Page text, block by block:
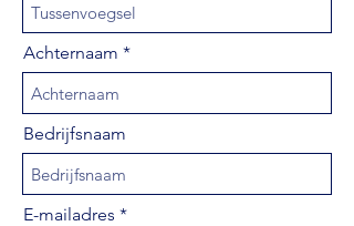
Achternaam
Bedrijfsnaam
E-mailadres